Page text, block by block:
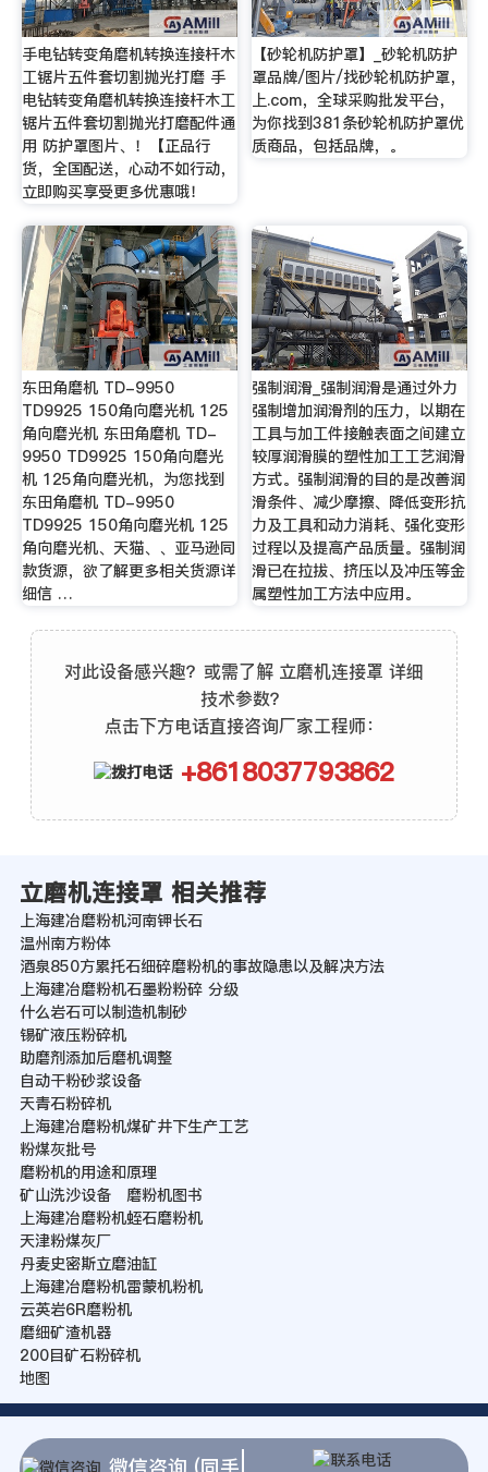
手电钻转变角磨机转换连接杆木
工锯片五件套切割抛光打磨 手
电钻转变角磨机转换连接杆木工
锯片五件套切割抛光打磨配件通
用 防护罩图片、！【正品行
货，全国配送，心动不如行动，
立即购买享受更多优惠哦！
【砂轮机防护罩】_砂轮机防护
罩品牌/图片/找砂轮机防护罩，
上.com，全球采购批发平台，
为你找到381条砂轮机防护罩优
质商品，包括品牌，。
东田角磨机 TD-9950
TD9925 150角向磨光机 125
角向磨光机 东田角磨机 TD-
9950 TD9925 150角向磨光
机 125角向磨光机，为您找到
东田角磨机 TD-9950
TD9925 150角向磨光机 125
角向磨光机、天猫、、亚马逊同
款货源，欲了解更多相关货源详
细信 …
强制润滑_强制润滑是通过外力
强制增加润滑剂的压力，以期在
工具与加工件接触表面之间建立
较厚润滑膜的塑性加工工艺润滑
方式。强制润滑的目的是改善润
滑条件、减少摩擦、降低变形抗
力及工具和动力消耗、强化变形
过程以及提高产品质量。强制润
滑已在拉拔、挤压以及冲压等金
属塑性加工方法中应用。
对此设备感兴趣？或需了解 立磨机连接罩 详细
技术参数？
点击下方电话直接咨询厂家工程师：
+8618037793862
立磨机连接罩 相关推荐
上海建冶磨粉机河南钾长石
温州南方粉体
酒泉850方累托石细碎磨粉机的事故隐患以及解决方法
上海建冶磨粉机石墨粉粉碎 分级
什么岩石可以制造机制砂
锡矿液压粉碎机
助磨剂添加后磨机调整
自动干粉砂浆设备
天青石粉碎机
上海建冶磨粉机煤矿井下生产工艺
粉煤灰批号
磨粉机的用途和原理
矿山洗沙设备 磨粉机图书
上海建冶磨粉机蛭石磨粉机
天津粉煤灰厂
丹麦史密斯立磨油缸
上海建冶磨粉机雷蒙机粉机
云英岩6R磨粉机
磨细矿渣机器
200目矿石粉碎机
地图